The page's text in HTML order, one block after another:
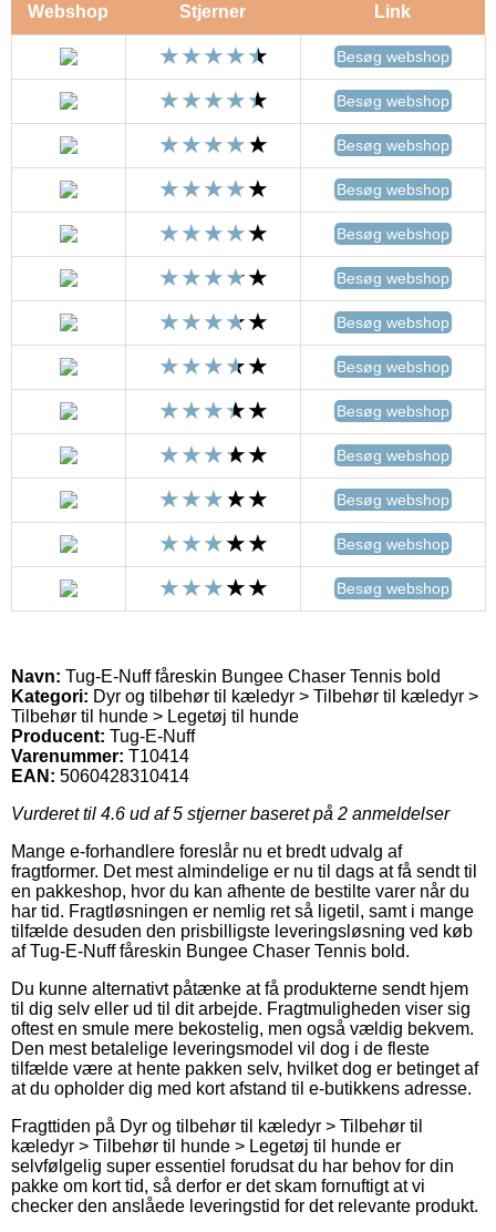
Webshop Stjerner Link
Besøg webshop
Besøg webshop
Besøg webshop
Besøg webshop
Besøg webshop
Besøg webshop
Besøg webshop
Besøg webshop
Besøg webshop
Besøg webshop
Besøg webshop
Besøg webshop
Besøg webshop
Navn: Tug-E-Nuff fåreskin Bungee Chaser Tennis bold
Kategori: Dyr og tilbehør til kæledyr > Tilbehør til kæledyr >
Tilbehør til hunde > Legetøj til hunde
Producent: Tug-E-Nuff
Varenummer: T10414
EAN: 5060428310414
Vurderet til 4.6 ud af 5 stjerner baseret på 2 anmeldelser
Mange e-forhandlere foreslår nu et bredt udvalg af
fragtformer. Det mest almindelige er nu til dags at få sendt til
en pakkeshop, hvor du kan afhente de bestilte varer når du
har tid. Fragtløsningen er nemlig ret så ligetil, samt i mange
tilfælde desuden den prisbilligste leveringsløsning ved køb
af Tug-E-Nuff fåreskin Bungee Chaser Tennis bold.
Du kunne alternativt påtænke at få produkterne sendt hjem
til dig selv eller ud til dit arbejde. Fragtmuligheden viser sig
oftest en smule mere bekostelig, men også vældig bekvem.
Den mest betalelige leveringsmodel vil dog i de fleste
tilfælde være at hente pakken selv, hvilket dog er betinget af
at du opholder dig med kort afstand til e-butikkens adresse.
Fragttiden på Dyr og tilbehør til kæledyr > Tilbehør til
kæledyr > Tilbehør til hunde > Legetøj til hunde er
selvfølgelig super essentiel forudsat du har behov for din
pakke om kort tid, så derfor er det skam fornuftigt at vi
checker den anslåede leveringstid for det relevante produkt.